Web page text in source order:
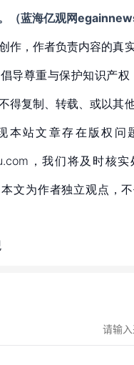
（蓝海亿观网
作，作者负责内容的真
导尊重与保护知识产权
得复制、转载、或以其
本站文章存在版权问
，我们将及时核
文为作者独立观点，